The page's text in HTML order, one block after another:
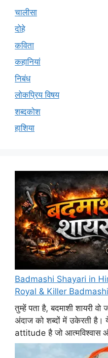
चालीसा
दोहे
कविता
कहानियां
निबंध
लोकप्रिय विषय
शब्दकोश
हाशिया
Badmashi Shayari in
Royal & Killer
तुम्हें पता है, बदमाशी शायरी
अंदाज को शब्दों में उकेरती है।
attitude है जो आत्मविश्वास